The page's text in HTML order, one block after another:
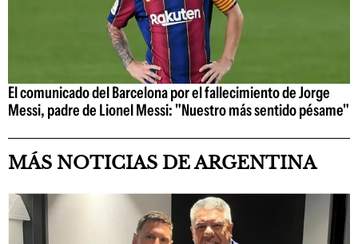
El comunicado del Barcelona por el fallecimiento de Jorge
Messi, padre de Lionel Messi: "Nuestro más sentido pésame"
MÁS NOTICIAS DE ARGENTINA